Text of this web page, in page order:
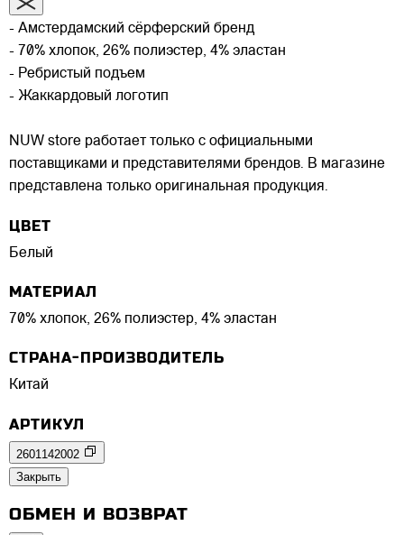
- Амстердамский сёрферский бренд
- 70% хлопок, 26% полиэстер, 4% эластан
- Ребристый подъем
- Жаккардовый логотип
NUW store работает только с официальными
поставщиками и представителями брендов. В магазине
представлена только оригинальная продукция.
ЦВЕТ
Белый
МАТЕРИАЛ
70% хлопок, 26% полиэстер, 4% эластан
СТРАНА-ПРОИЗВОДИТЕЛЬ
Китай
АРТИКУЛ
2601142002
Закрыть
ОБМЕН И ВОЗВРАТ